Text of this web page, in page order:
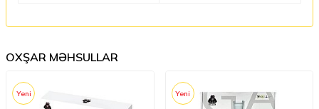
OXŞAR MƏHSULLAR
Yeni Yeni